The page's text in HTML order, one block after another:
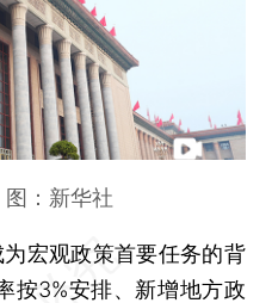
：新华社
宏观政策首要任务的背
按3%安排、新增地方政